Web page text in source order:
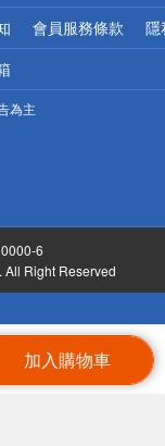
加入購物車
會員服務條款 隱
為主
6
Right Reserved